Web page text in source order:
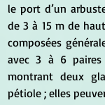
le port d’un
de 3 à 15 m de
composées
avec 3 à 6
montrant deux
pétiole ; elles